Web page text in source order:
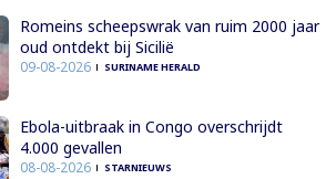
Romeins scheepswrak van ruim 2000 jaar
oud ontdekt bij Sicilië
09-08-2026 SURINAME HERALD
Ebola-uitbraak in Congo overschrijdt
4.000 gevallen
08-08-2026 STARNIEUWS